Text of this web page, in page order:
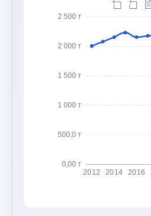
0,00 т
500,0 т
1 000 т
1 500 т
2 000 т
2 500 т
2012 2014 2016